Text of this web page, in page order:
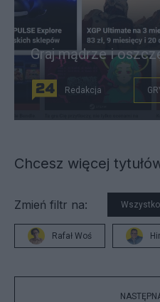
Graj mądrze i
Redakcja
Chcesz więcej
Zmień filtr na: Wszystko
Rafał Woś